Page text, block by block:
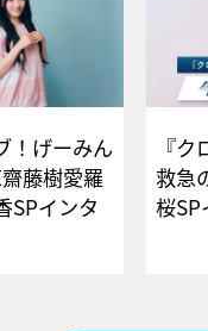
！げーみん
藤樹愛羅
SPインタ
『
救急
桜